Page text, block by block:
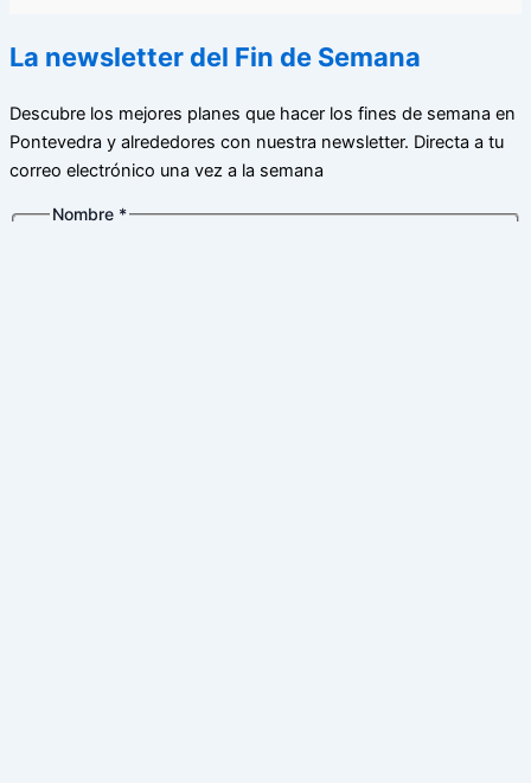
La newsletter del Fin de Semana
Descubre los mejores planes que hacer los fines de semana en
Pontevedra y alrededores con nuestra newsletter. Directa a tu
correo electrónico una vez a la semana
Nombre *